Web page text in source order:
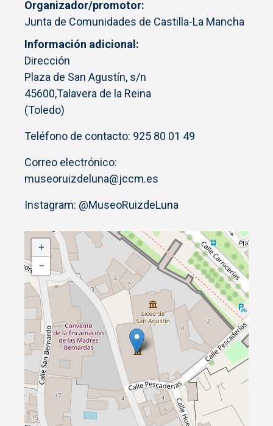
Organizador/promotor
Junta de Comunidades de Castilla-La Mancha
Información adicional
Dirección
Plaza de San Agustín, s/n
45600,Talavera de la Reina
(Toledo)
Teléfono de contacto: 925 80 01 49
Correo electrónico:
museoruizdeluna@jccm.es
Instagram: @MuseoRuizdeLuna
+
−